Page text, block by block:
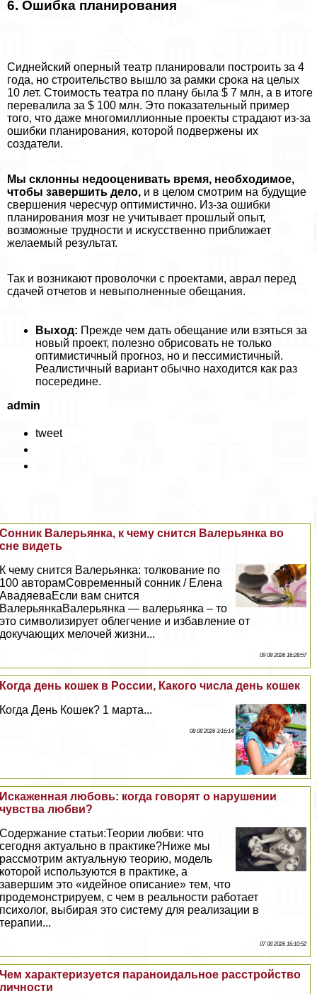
6. Ошибка планирования
Сиднейский оперный театр планировали построить за 4
года, но строительство вышло за рамки срока на целых
10 лет. Стоимость театра по плану была $ 7 млн, а в итоге
перевалила за $ 100 млн. Это показательный пример
того, что даже многомиллионные проекты страдают из-за
ошибки планирования, которой подвержены их
создатели.
Мы склонны недооценивать время, необходимое,
чтобы завершить дело, и в целом смотрим на будущие
свершения чересчур оптимистично. Из-за ошибки
планирования мозг не учитывает прошлый опыт,
возможные трудности и искусственно приближает
желаемый результат.
Так и возникают проволочки с проектами, аврал перед
сдачей отчетов и невыполненные обещания.
Выход: Прежде чем дать обещание или взяться за
новый проект, полезно обрисовать не только
оптимистичный прогноз, но и пессимистичный.
Реалистичный вариант обычно находится как раз
посередине.
admin
tweet
Сонник Валерьянка, к чему снится Валерьянка во
сне видеть
К чему снится Валерьянка: толкование по
100 авторамСовременный сонник / Елена
АвадяеваЕсли вам снится
ВалерьянкаВалерьянка — валерьянка – то
это символизирует облегчение и избавление от
докучающих мелочей жизни...
09 08 2026 16:28:57
Когда день кошек в России, Какого числа день кошек
Когда День Кошек? 1 марта...
08 08 2026 3:16:14
Искаженная любовь: когда говорят о нарушении
чувства любви?
Содержание статьи:Теории любви: что
сегодня актуально в пpaктике?Ниже мы
рассмотрим актуальную теорию, модель
которой используются в пpaктике, а
завершим это «идейное описание» тем, что
продемонстрируем, с чем в реальности работает
психолог, выбирая это систему для реализации в
терапии...
07 08 2026 16:10:52
Чем хаpaктеризуется параноидальное расстройство
личности